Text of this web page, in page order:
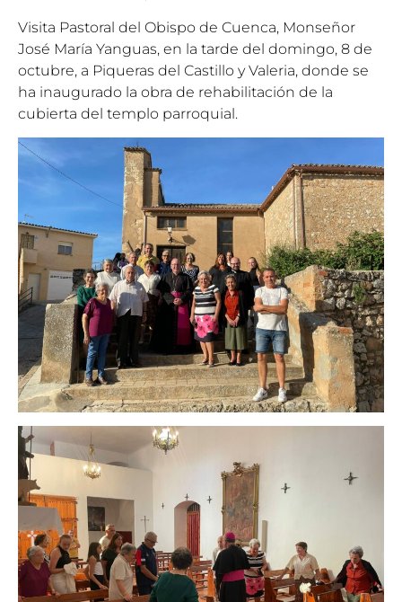
Visita Pastoral del Obispo de Cuenca, Monseñor
José María Yanguas, en la tarde del domingo, 8 de
octubre, a Piqueras del Castillo y Valeria, donde se
ha inaugurado la obra de rehabilitación de la
cubierta del templo parroquial.